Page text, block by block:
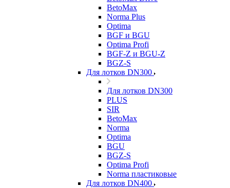
BetoMax
Norma Plus
Optima
BGF и BGU
Optima Profi
BGF-Z и BGU-Z
BGZ-S
Для лотков DN300
Для лотков DN300
PLUS
SIR
BetoMax
Norma
Optima
BGU
BGZ-S
Optima Profi
Norma пластиковые
Для лотков DN400